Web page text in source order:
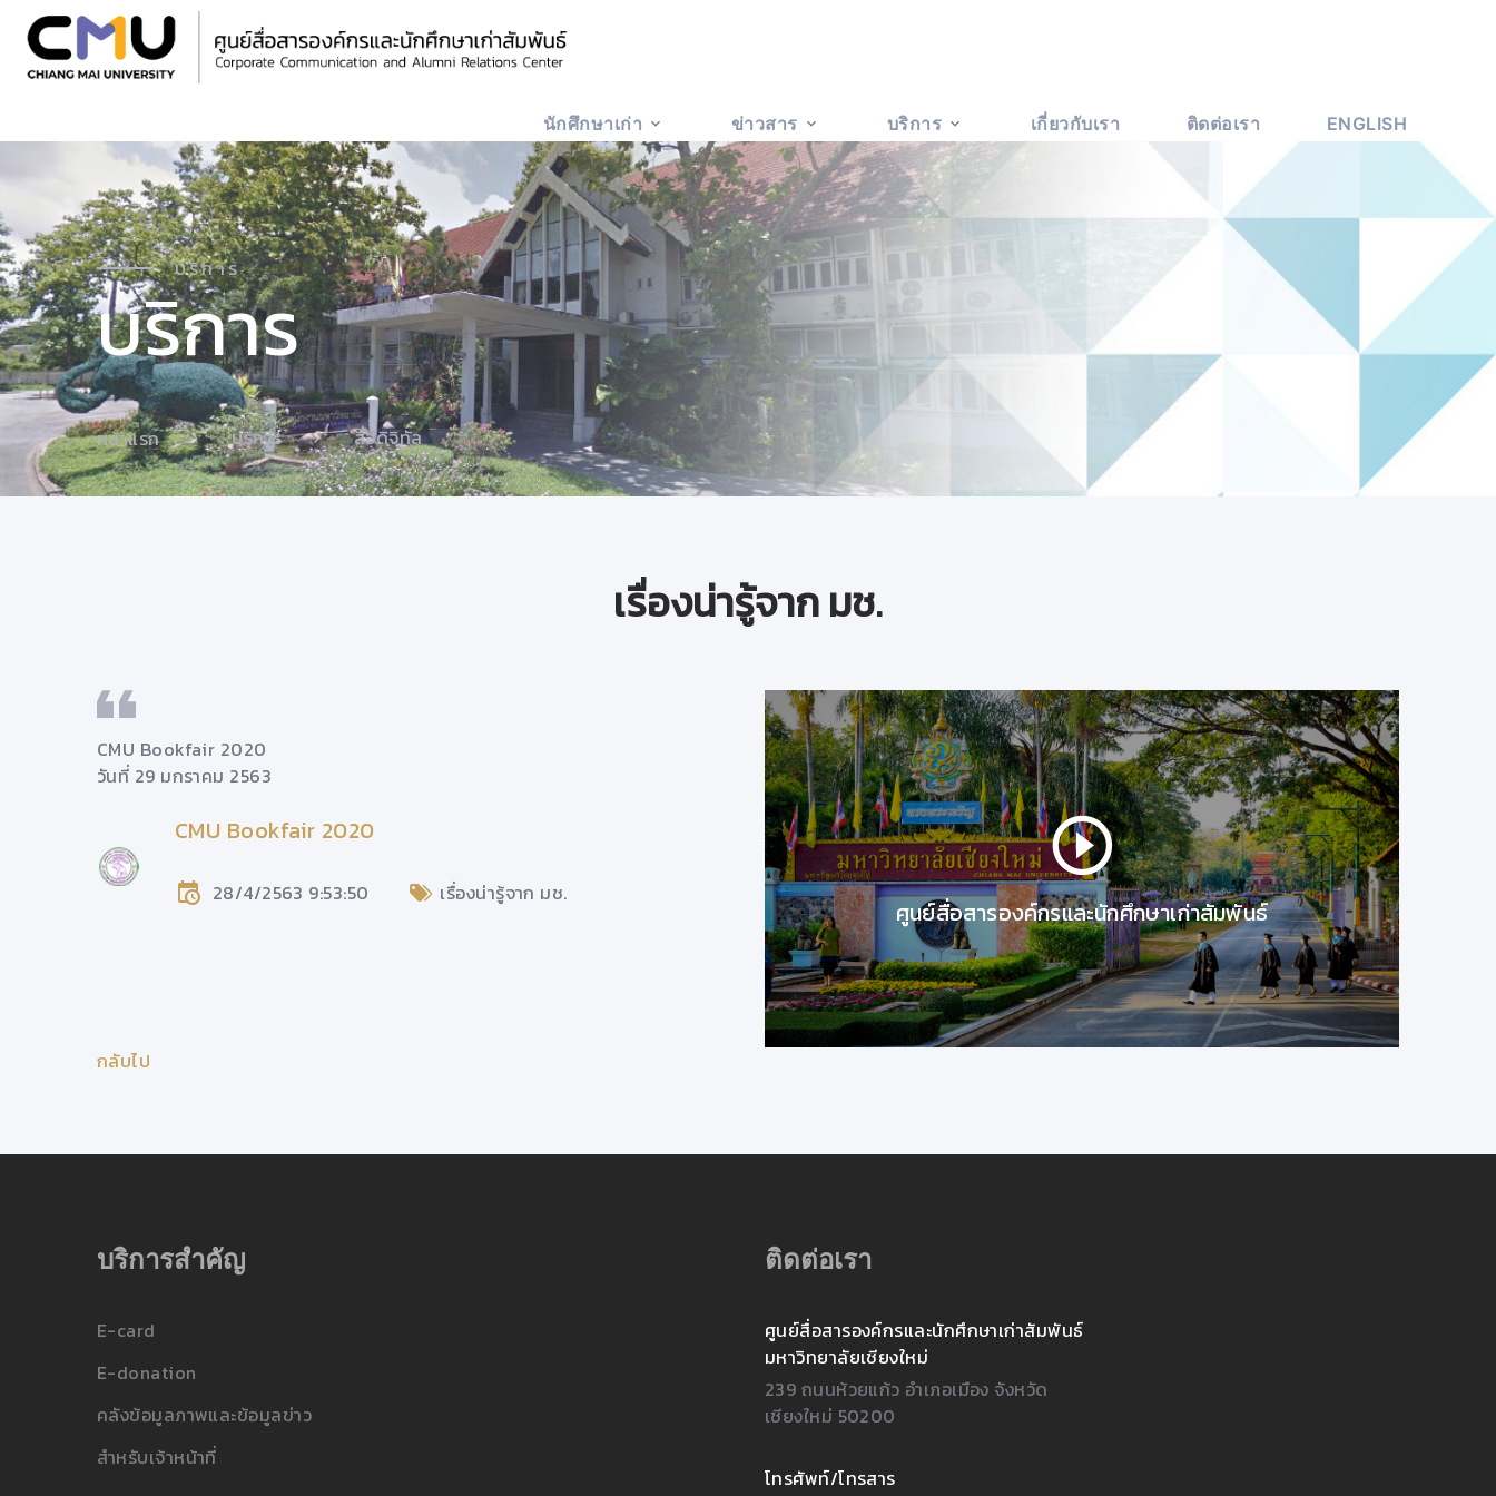
นักศึกษาเก่า ข่าวสาร บริการ เกี่ยวกับเรา ติดต่อเรา ENGLISH
บริการ
บริการ
หน้าแรก บริการ สื่อดิจิทัล
เรื่องน่ารู้จาก มช.
CMU Bookfair 2020
วันที่ 29 มกราคม 2563
CMU Bookfair 2020
28/4/2563 9:53:50 เรื่องน่ารู้จาก มช.
CMU Bookfair 2020
วันที่ 29 มกราคม 2563
CMU Bookfair 2020
28/4/2563 9:53:50 เรื่องน่ารู้จาก มช.
CMU Bookfair 2020
วันที่ 29 มกราคม 2563
CMU Bookfair 2020
28/4/2563 9:53:50
ศูนย์สื่อสารองค์กรและนักศึกษาเก่าสัมพันธ์
กลับไป
บริการสำคัญ
E-card
E-donation
คลังข้อมูลภาพและข้อมูลข่าว
สำหรับเจ้าหน้าที่
ติดต่อเรา
ศูนย์สื่อสารองค์กรและนักศึกษาเก่าสัมพันธ์
มหาวิทยาลัยเชียงใหม่
239 ถนนห้วยแก้ว อำเภอเมือง จังหวัด
เชียงใหม่ 50200
โทรศัพท์/โทรสาร